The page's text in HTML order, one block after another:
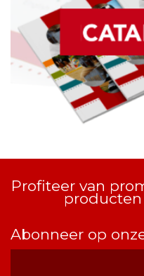
Profiteer van
Abonneer op